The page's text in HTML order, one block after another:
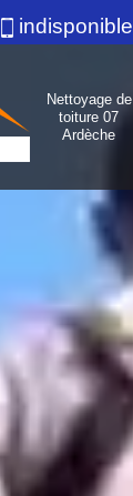
indisponible
Nettoyage de
toiture 07
Ardèche